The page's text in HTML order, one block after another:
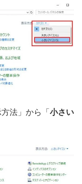
法」から「 小さい